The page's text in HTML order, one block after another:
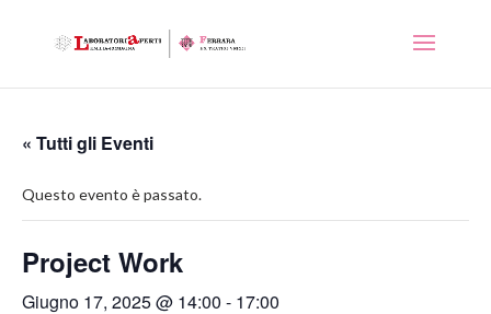
« Tutti gli Eventi
Questo evento è passato.
Project Work
Giugno 17, 2025 @ 14:00 - 17:00